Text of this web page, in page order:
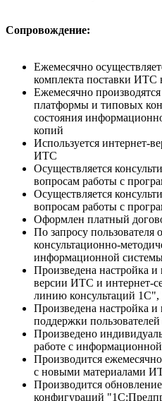
Сопровождение:
Ежемесячно
комплекта поставки ИТС
Ежемесячно
платформы и типовых
состояния
копий
Используется интернет-
ИТС
Осуществляется
вопросам работы с
Осуществляется
вопросам работы с
Оформлен платный
По запросу пользователя
консультационно-
информационной
Произведена настройка и
версии ИТС и интернет-
линию консультаций 1С",
Произведена настройка и
поддержки пользователей
Произведено
работе с
Производится
с новыми материалами
Производится
конфигураций